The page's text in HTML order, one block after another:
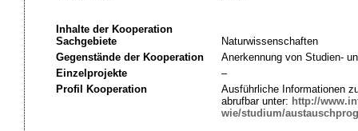
Inhalte der Kooperation
Sachgebiete
Naturwissenschaften
Gegenstände der Kooperation
Anerkennung von Studien-
Einzelprojekte
–
Profil Kooperation
Ausführliche Informationen
abrufbar unter: http://
wie/studium/